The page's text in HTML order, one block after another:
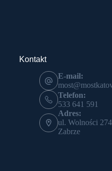
Kontakt
E-mail:
Telefon:
533 641 591
Adres:
ul. Wolności
Zabrze